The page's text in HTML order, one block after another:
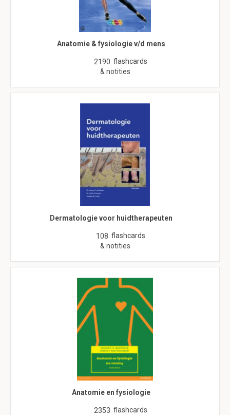
Anatomie & fysiologie v/d mens
2190 flashcards
& notities
Dermatologie voor huidtherapeuten
108 flashcards
& notities
Anatomie en fysiologie
2353 flashcards